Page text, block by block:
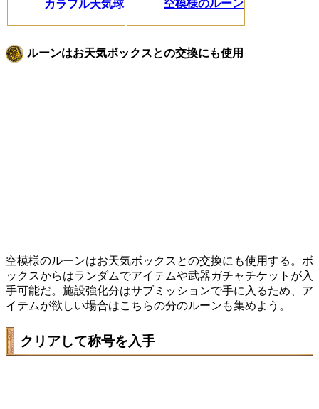
カラフル天気球 空模様のルーン
ルーンはお天気ボックスとの交換にも使用
空模様のルーンはお天気ボックスとの交換にも使用する。ボ
ックスからはランダムでアイテムや武器ガチャチケットが入
手可能だ。施設強化分はサブミッションで手に入るため、ア
イテムが欲しい場合はこちらの分のルーンも集めよう。
クリアして称号を入手